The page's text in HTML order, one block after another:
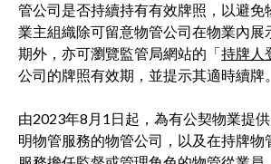
管公司是否持續持有有效牌照，以避免
業主組織除可留意物管公司在物業內展
期外，亦可瀏覽監管局網站的「持牌人
公司的牌照有效期，並提示其適時續牌
由2023年8月1日起，為有公契物業提
明物管服務的物管公司，以及在持牌物